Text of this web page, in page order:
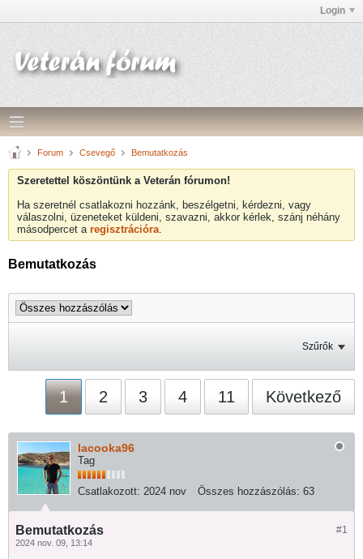
Login
Forum Csevegő Bemutatkozás
Szeretettel köszöntünk a Veterán fórumon!
Ha szeretnél csatlakozni hozzánk, beszélgetni, kérdezni, vagy
válaszolni, üzeneteket küldeni, szavazni, akkor kérlek, szánj néhány
másodpercet a regisztrációra.
Bemutatkozás
Szűrők
1 2 3 4 11 Következő
lacooka96
Tag
Csatlakozott: 2024 nov Összes hozzászólás: 63
#1
Bemutatkozás
2024 nov. 09, 13:14